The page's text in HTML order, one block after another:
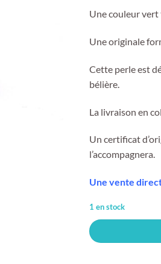
Une couleur
Une originale
Cette perle est
bélière.
La livraison en
Un certificat
l’accompagnera.
Une vente
1 en stock